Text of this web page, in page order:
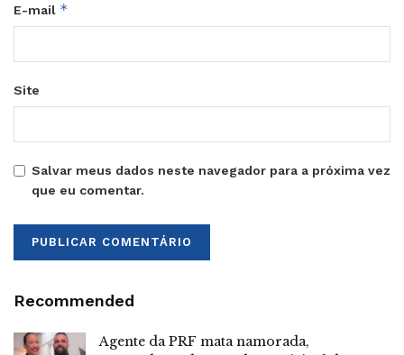
E-mail *
Site
Salvar meus dados neste navegador para a próxima vez
que eu comentar.
Recommended
Agente da PRF mata namorada,